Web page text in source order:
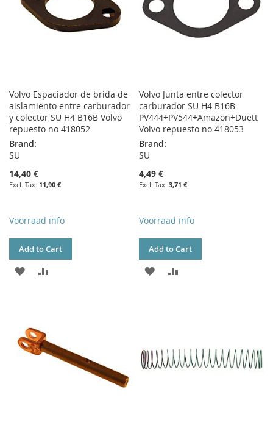
Volvo Espaciador de brida de
aislamiento entre carburador
y colector SU H4 B16B Volvo
repuesto no 418052
Brand:
SU
14,40 €
11,90 €
Voorraad info
Add to Cart
ADD
LIST
Volvo Junta entre colector
carburador SU H4 B16B
PV444+PV544+Amazon+Duett
Volvo repuesto no 418053
Brand:
SU
4,49 €
3,71 €
Voorraad info
Add to Cart
ADD